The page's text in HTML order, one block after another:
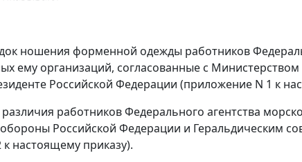
ношения форменной одежды работников
ему организаций, согласованные с
Российской Федерации (приложение N 1 к
работников Федерального агентства
Российской Федерации и Геральдическим
настоящему приказу).